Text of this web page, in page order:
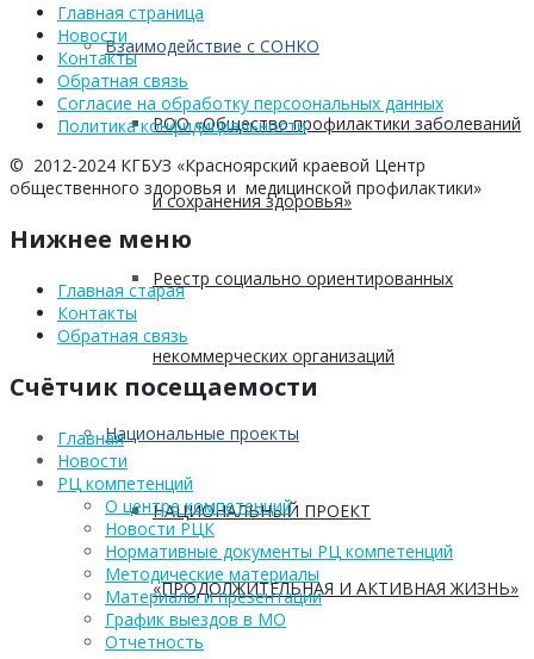
Взаимодействие с СОНКО
РОО «Общество профилактики заболеваний
и сохранения здоровья»
Реестр социально ориентированных
некоммерческих организаций
Национальные проекты
НАЦИОНАЛЬНЫЙ ПРОЕКТ
«ПРОДОЛЖИТЕЛЬНАЯ И АКТИВНАЯ ЖИЗНЬ»
Главная страница
Новости
Контакты
Обратная связь
Согласие на обработку персоональных данных
Политика конфидициальности
© 2012-2024 КГБУЗ «Красноярский краевой Центр
общественного здоровья и медицинской профилактики»
Нижнее меню
Главная старая
Контакты
Обратная связь
Счётчик посещаемости
Главная
Новости
РЦ компетенций
О центре компетенций
Новости РЦК
Нормативные документы РЦ компетенций
Методические материалы
Материалы и презентации
График выездов в МО
Отчетность